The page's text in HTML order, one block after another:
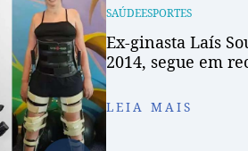
SAÚDEESPORTES
Ex-ginasta Laís
2014, segue em
LEIA MAIS